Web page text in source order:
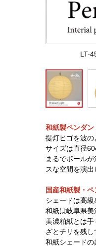
LT-
和紙製ペンダ
提灯ヒゴを波の
サイズは直径
まるでボール
スな空間を演出
国産和紙製・
シェードは高級
和紙は岐阜県美
美濃粕紙とは
ざとチリを残
和紙シェードの